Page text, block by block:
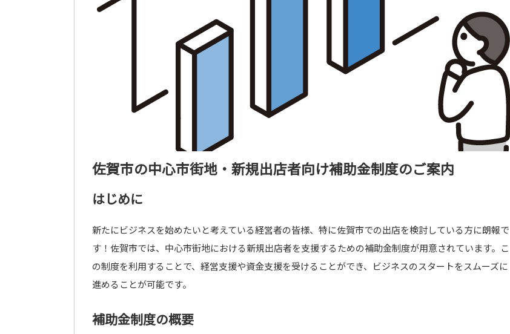
佐賀市の中心市街地・新規出店者向け補助金制度のご案内
はじめに
新たにビジネスを始めたいと考えている経営者の皆様、特に佐賀市での出店を検討している方に朗報で
す！佐賀市では、中心市街地における新規出店者を支援するための補助金制度が用意されています。こ
の制度を利用することで、経営支援や資金支援を受けることができ、ビジネスのスタートをスムーズに
進めることが可能です。
補助金制度の概要